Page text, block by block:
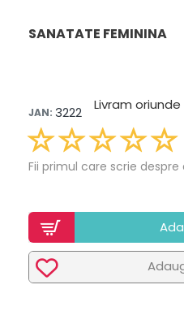
SANATATE FEMININA
JAN: 3222 Livram oriunde
Fii primul care scrie despre